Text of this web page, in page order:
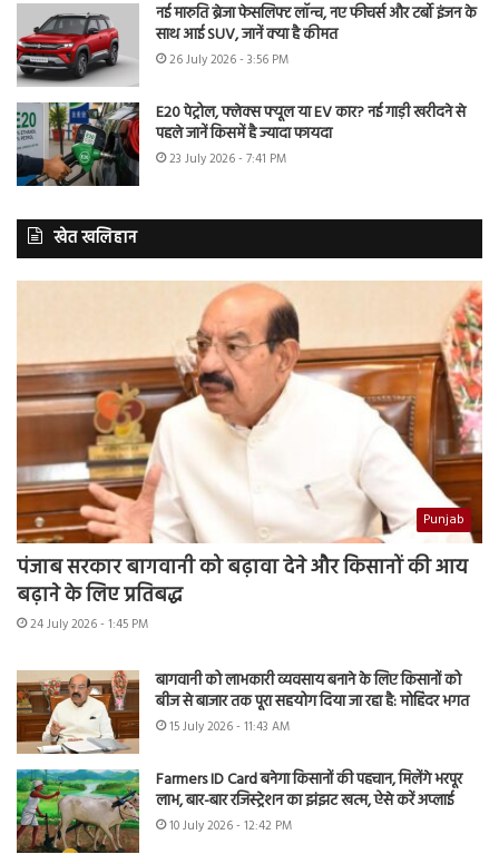
नई मारुति ब्रेजा फेसलिफ्ट लॉन्च, नए फीचर्स और टर्बो इंजन के
साथ आई SUV, जानें क्या है कीमत
26 July 2026 - 3:56 PM
E20 पेट्रोल, फ्लेक्स फ्यूल या EV कार? नई गाड़ी खरीदने से
पहले जानें किसमें है ज्यादा फायदा
23 July 2026 - 7:41 PM
खेत खलिहान
Punjab
पंजाब सरकार बागवानी को बढ़ावा देने और किसानों की आय
बढ़ाने के लिए प्रतिबद्ध
24 July 2026 - 1:45 PM
बागवानी को लाभकारी व्यवसाय बनाने के लिए किसानों को
बीज से बाजार तक पूरा सहयोग दिया जा रहा है: मोहिंदर भगत
15 July 2026 - 11:43 AM
Farmers ID Card बनेगा किसानों की पहचान, मिलेंगे भरपूर
लाभ, बार-बार रजिस्ट्रेशन का झंझट खत्म, ऐसे करें अप्लाई
10 July 2026 - 12:42 PM